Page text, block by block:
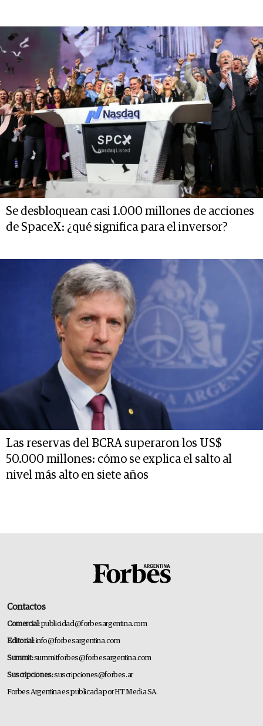
Se desbloquean casi 1.000 millones de acciones
de SpaceX: ¿qué significa para el inversor?
Las reservas del BCRA superaron los US$
50.000 millones: cómo se explica el salto al
nivel más alto en siete años
Contactos
Comercial:publicidad@forbesargentina.com
Editorial:info@forbesargentina.com
Summit:summitforbes@forbesargentina.com
Suscripciones:suscripciones@forbes.ar
Forbes Argentina es publicada por HT Media SA.